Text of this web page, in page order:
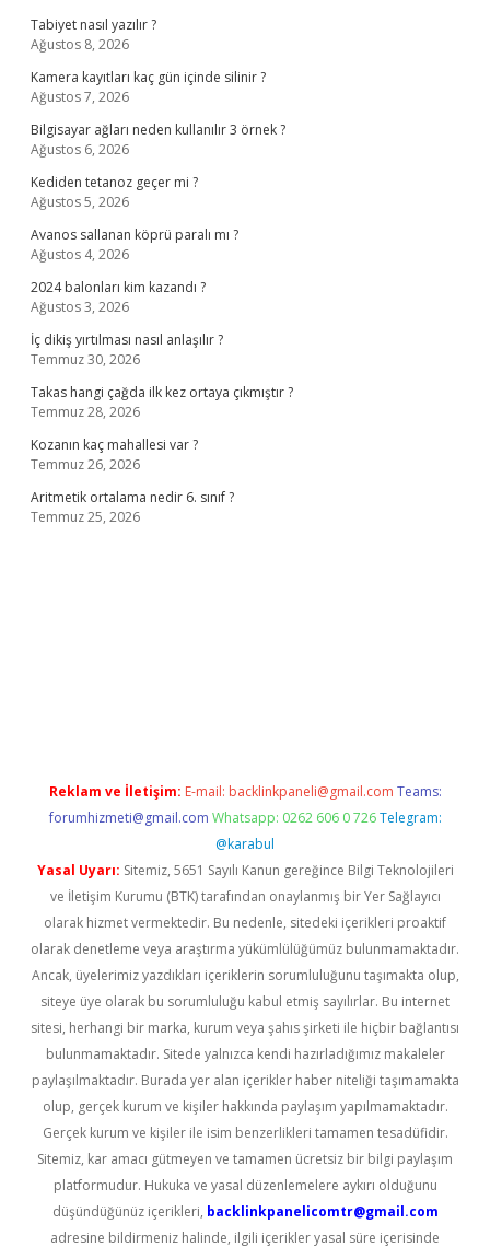
Tabiyet nasıl yazılır ?
Ağustos 8, 2026
Kamera kayıtları kaç gün içinde silinir ?
Ağustos 7, 2026
Bilgisayar ağları neden kullanılır 3 örnek ?
Ağustos 6, 2026
Kediden tetanoz geçer mi ?
Ağustos 5, 2026
Avanos sallanan köprü paralı mı ?
Ağustos 4, 2026
2024 balonları kim kazandı ?
Ağustos 3, 2026
İç dikiş yırtılması nasıl anlaşılır ?
Temmuz 30, 2026
Takas hangi çağda ilk kez ortaya çıkmıştır ?
Temmuz 28, 2026
Kozanın kaç mahallesi var ?
Temmuz 26, 2026
Aritmetik ortalama nedir 6. sınıf ?
Temmuz 25, 2026
Reklam ve İletişim: E-mail: backlinkpaneli@gmail.com Teams:
forumhizmeti@gmail.com Whatsapp: 0262 606 0 726 Telegram:
@karabul
Yasal Uyarı: Sitemiz, 5651 Sayılı Kanun gereğince Bilgi Teknolojileri
ve İletişim Kurumu (BTK) tarafından onaylanmış bir Yer Sağlayıcı
olarak hizmet vermektedir. Bu nedenle, sitedeki içerikleri proaktif
olarak denetleme veya araştırma yükümlülüğümüz bulunmamaktadır.
Ancak, üyelerimiz yazdıkları içeriklerin sorumluluğunu taşımakta olup,
siteye üye olarak bu sorumluluğu kabul etmiş sayılırlar. Bu internet
sitesi, herhangi bir marka, kurum veya şahıs şirketi ile hiçbir bağlantısı
bulunmamaktadır. Sitede yalnızca kendi hazırladığımız makaleler
paylaşılmaktadır. Burada yer alan içerikler haber niteliği taşımamakta
olup, gerçek kurum ve kişiler hakkında paylaşım yapılmamaktadır.
Gerçek kurum ve kişiler ile isim benzerlikleri tamamen tesadüfidir.
Sitemiz, kar amacı gütmeyen ve tamamen ücretsiz bir bilgi paylaşım
platformudur. Hukuka ve yasal düzenlemelere aykırı olduğunu
düşündüğünüz içerikleri, backlinkpanelicomtr@gmail.com
adresine bildirmeniz halinde, ilgili içerikler yasal süre içerisinde